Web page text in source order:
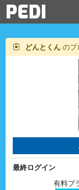
PEDI
どんとくん のプ
最終ログイン
有料プ